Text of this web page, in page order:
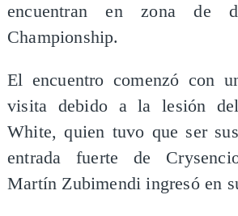
encuentran en zona de
Championship.
El encuentro comenzó con
visita debido a la lesión
White, quien tuvo que ser
entrada fuerte de
Martín Zubimendi ingresó en